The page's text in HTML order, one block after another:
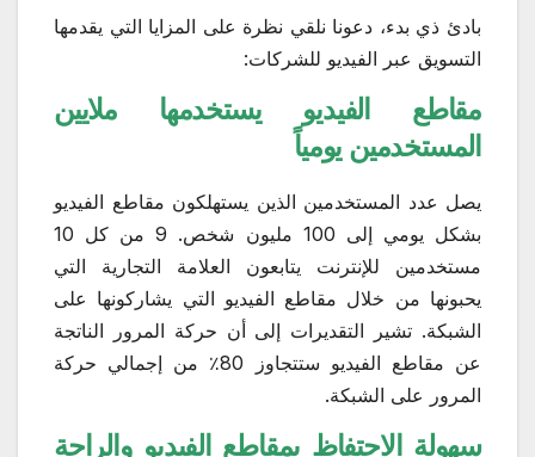
بادئ ذي بدء، دعونا نلقي نظرة على المزايا التي يقدمها
التسويق عبر الفيديو للشركات:
مقاطع الفيديو يستخدمها ملايين
المستخدمين يومياً
يصل عدد المستخدمين الذين يستهلكون مقاطع الفيديو
بشكل يومي إلى 100 مليون شخص. 9 من كل 10
مستخدمين للإنترنت يتابعون العلامة التجارية التي
يحبونها من خلال مقاطع الفيديو التي يشاركونها على
الشبكة. تشير التقديرات إلى أن حركة المرور الناتجة
عن مقاطع الفيديو ستتجاوز 80٪ من إجمالي حركة
المرور على الشبكة.
سهولة الاحتفاظ بمقاطع الفيديو والراحة